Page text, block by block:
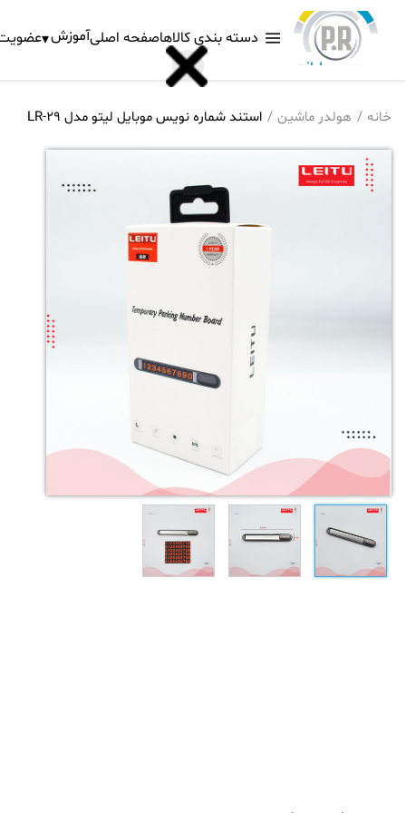
دسته بندی کالاهاصفحه اصلیآموزش عضویت
خانه هولدر ماشین استند شماره نویس موبایل لیتو مدل LR-29